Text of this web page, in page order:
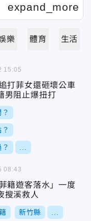
樂 體育 生活
打菲女還砸壞公車
男阻止爆扭打
15:05
籍遊客落水」一度
搜溪救人
新竹縣
08:43